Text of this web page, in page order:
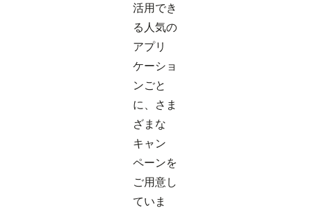
活用でき
る人気の
アプリ
ケーショ
ンごと
に、さま
ざまな
キャン
ペーンを
ご用意し
ていま